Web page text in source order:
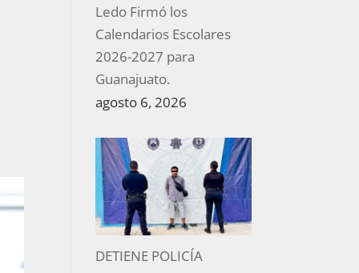
Ledo Firmó los
Calendarios Escolares
2026-2027 para
Guanajuato.
agosto 6, 2026
DETIENE POLICÍA